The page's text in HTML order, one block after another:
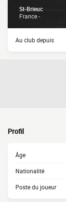
St-Brieuc
France -
Au club depuis
Profil
Âge
Nationalité
Poste du joueur